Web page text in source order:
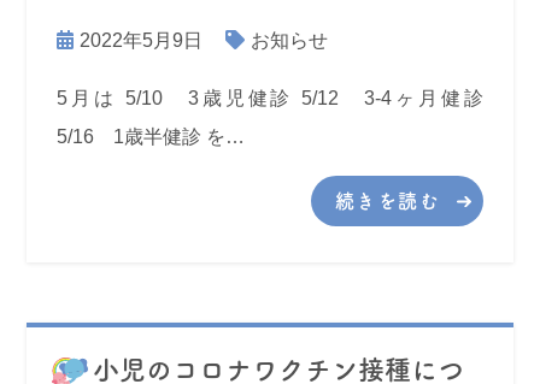
2022年5月9日 お知らせ
5月は 5/10 3歳児健診 5/12 3-4ヶ月健診
5/16 1歳半健診 を…
続きを読む
小児のコロナワクチン接種につ